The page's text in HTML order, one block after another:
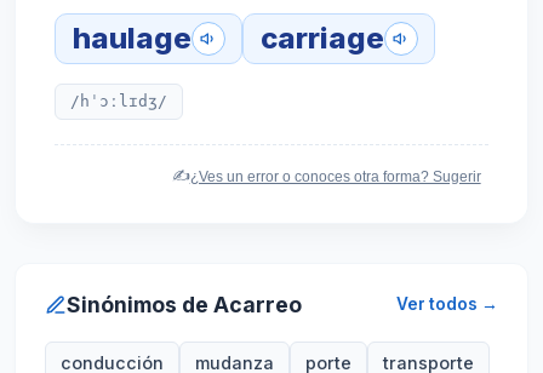
haulage carriage
/hˈɔːlɪdʒ/
✍️¿Ves un error o conoces otra forma? Sugerir
Sinónimos de Acarreo Ver todos →
conducción mudanza porte transporte